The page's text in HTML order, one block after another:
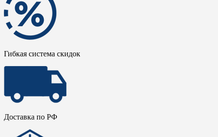
Гибкая система скидок
Доставка по РФ